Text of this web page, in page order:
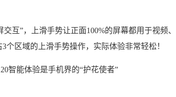
互”，上滑手势让正面100%的屏幕都用于视频、
区域的上滑手势操作，实际体验非常轻松！